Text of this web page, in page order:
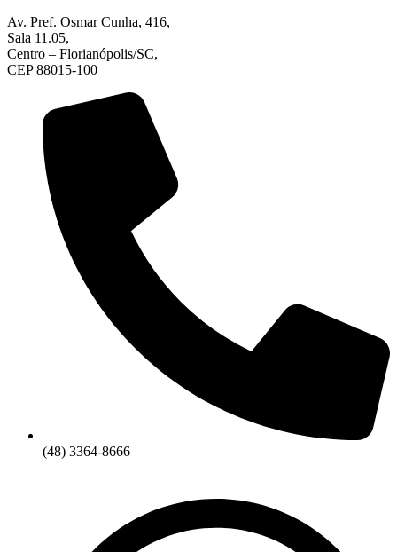
Av. Pref. Osmar Cunha, 416,
Sala 11.05,
Centro – Florianópolis/SC,
CEP 88015-100
(48) 3364-8666